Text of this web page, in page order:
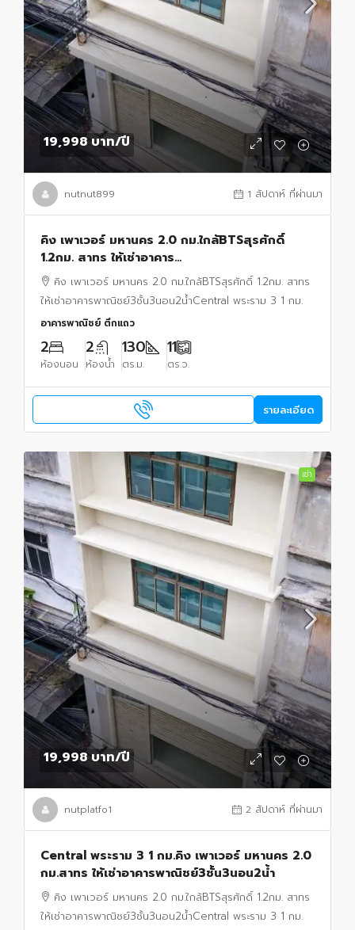
19,998 บาท/ปี
nutnut899 1 สัปดาห์ ที่ผ่านมา
คิง เพาเวอร์ มหานคร 2.0 กม.ใกล้BTSสุรศักดิ์
1.2กม. สาทร ให้เช่าอาคาร
พาณิชย์3ชั้น3นอน2น้ำCentral พระราม 3 1 กม.
คิง เพาเวอร์ มหานคร 2.0 กม.ใกล้BTSสุรศักดิ์ 1.2กม. สาทร
ให้เช่าอาคารพาณิชย์3ชั้น3นอน2น้ำCentral พระราม 3 1 กม.
อาคารพาณิชย์ ตึกแถว
2
ห้องนอน
2
ห้องน้ำ
130
ตร.ม.
11
ตร.ว.
รายละเอียด
เช่า
19,998 บาท/ปี
nutplatfo1 2 สัปดาห์ ที่ผ่านมา
Central พระราม 3 1 กม.คิง เพาเวอร์ มหานคร 2.0
กม.สาทร ให้เช่าอาคารพาณิชย์3ชั้น3นอน2น้ำ
คิง เพาเวอร์ มหานคร 2.0 กม.ใกล้BTSสุรศักดิ์ 1.2กม. สาทร
ให้เช่าอาคารพาณิชย์3ชั้น3นอน2น้ำCentral พระราม 3 1 กม.